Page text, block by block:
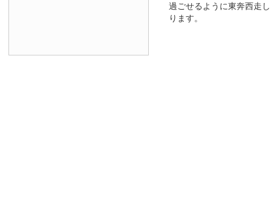
過ごせるように東奔西走
ります。